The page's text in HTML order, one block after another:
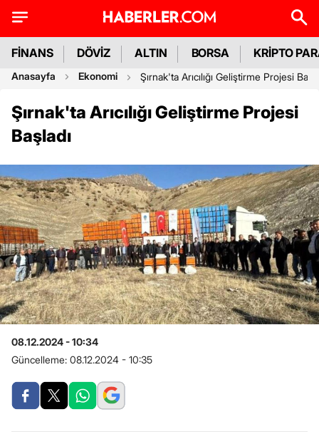
FİNANS DÖVİZ ALTIN BORSA KRİPTO
Anasayfa Ekonomi Şırnak'ta Arıcılığı Geliştirme Projesi
Şırnak'ta Arıcılığı Geliştirme Projesi
Başladı
08.12.2024 - 10:34
Güncelleme: 08.12.2024 - 10:35